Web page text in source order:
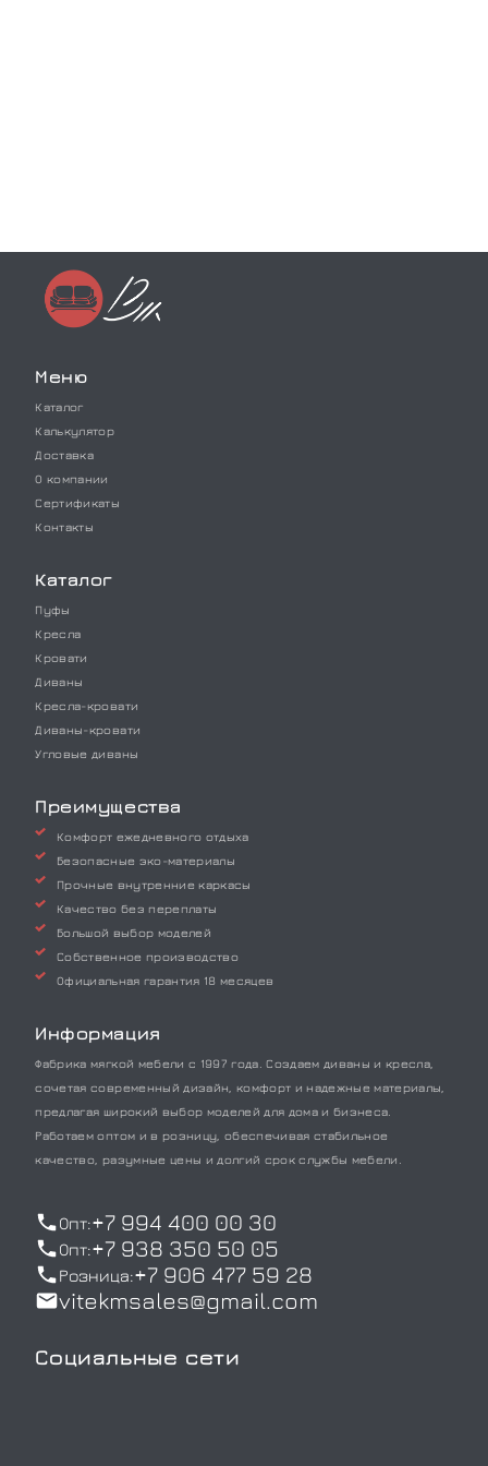
Опт:+7 994 400 00 30
Опт:+7 938 350 50 05
Розница:+7 906 477 59 28
vitekmsales@gmail.com
Социальные сети
Меню
Каталог
Калькулятор
Доставка
О компании
Сертификаты
Контакты
Каталог
Пуфы
Кресла
Кровати
Диваны
Кресла-кровати
Диваны-кровати
Угловые диваны
Преимущества
Комфорт ежедневного отдыха
Безопасные эко-материалы
Прочные внутренние каркасы
Качество без переплаты
Большой выбор моделей
Собственное производство
Официальная гарантия 18 месяцев
Информация
Фабрика мягкой мебели с 1997 года. Создаем диваны и кресла,
сочетая современный дизайн, комфорт и надежные материалы,
предлагая широкий выбор моделей для дома и бизнеса.
Работаем оптом и в розницу, обеспечивая стабильное
качество, разумные цены и долгий срок службы мебели.